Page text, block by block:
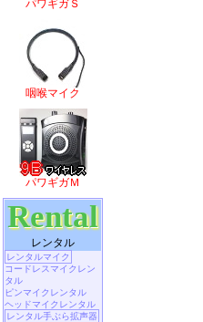
パワギガＳ
咽喉マイク
パワギガＭ
Rental
レンタル
レンタルマイク
コードレスマイクレン
タル
ピンマイクレンタル
ヘッドマイクレンタル
レンタル手ぶら拡声器